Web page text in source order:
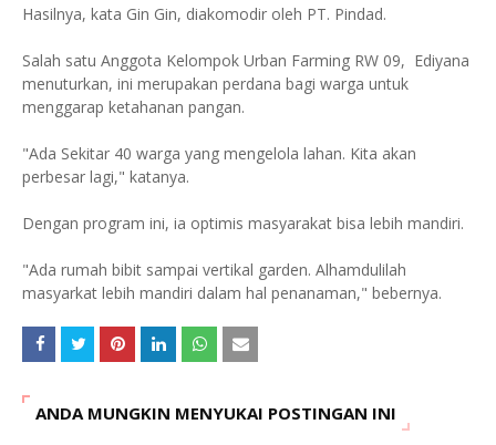
Hasilnya, kata Gin Gin, diakomodir oleh PT. Pindad.
Salah satu Anggota Kelompok Urban Farming RW 09, Ediyana
menuturkan, ini merupakan perdana bagi warga untuk
menggarap ketahanan pangan.
"Ada Sekitar 40 warga yang mengelola lahan. Kita akan
perbesar lagi," katanya.
Dengan program ini, ia optimis masyarakat bisa lebih mandiri.
"Ada rumah bibit sampai vertikal garden. Alhamdulilah
masyarkat lebih mandiri dalam hal penanaman," bebernya.
ANDA MUNGKIN MENYUKAI POSTINGAN INI